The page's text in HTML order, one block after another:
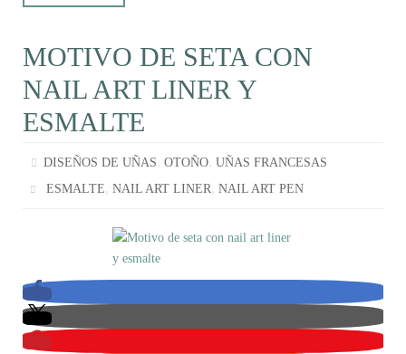
MOTIVO DE SETA CON
NAIL ART LINER Y
ESMALTE
DISEÑOS DE UÑAS,OTOÑO,UÑAS FRANCESAS
ESMALTE,NAIL ART LINER,NAIL ART PEN